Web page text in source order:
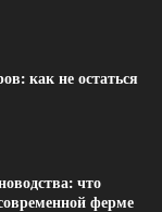
как не остаться
что
ферме